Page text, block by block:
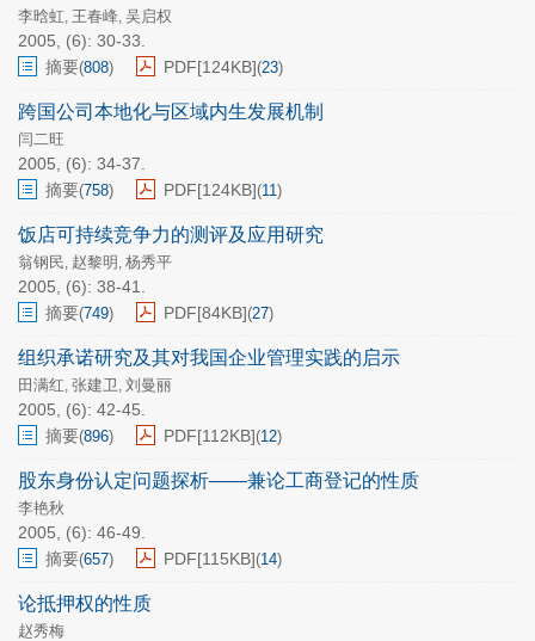
李晗虹, 王春峰, 吴启权
2005, (6): 30-33.
摘要(808) PDF[124KB](23)
跨国公司本地化与区域内生发展机制
闫二旺
2005, (6): 34-37.
摘要(758) PDF[124KB](11)
饭店可持续竞争力的测评及应用研究
翁钢民, 赵黎明 , 杨秀平
2005, (6): 38-41.
摘要(749) PDF[84KB](27)
组织承诺研究及其对我国企业管理实践的启示
田满红, 张建卫, 刘曼丽
2005, (6): 42-45.
摘要(896) PDF[112KB](12)
股东身份认定问题探析——兼论工商登记的性质
李艳秋
2005, (6): 46-49.
摘要(657) PDF[115KB](14)
论抵押权的性质
赵秀梅